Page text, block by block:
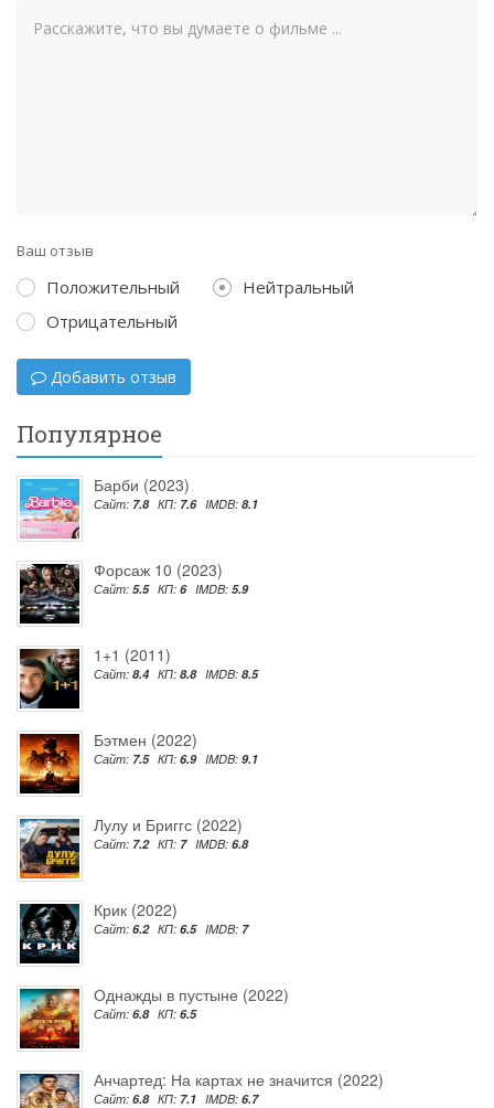
Ваш отзыв
Положительный
Нейтральный
Отрицательный
Добавить отзыв
Популярное
Барби (2023)
Сайт: 7.8 КП: 7.6 IMDB: 8.1
Форсаж 10 (2023)
Сайт: 5.5 КП: 6 IMDB: 5.9
1+1 (2011)
Сайт: 8.4 КП: 8.8 IMDB: 8.5
Бэтмен (2022)
Сайт: 7.5 КП: 6.9 IMDB: 9.1
Лулу и Бриггс (2022)
Сайт: 7.2 КП: 7 IMDB: 6.8
Крик (2022)
Сайт: 6.2 КП: 6.5 IMDB: 7
Однажды в пустыне (2022)
Сайт: 6.8 КП: 6.5
Анчартед: На картах не значится (2022)
Сайт: 6.8 КП: 7.1 IMDB: 6.7